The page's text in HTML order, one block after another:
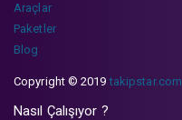
Araçlar
Paketler
Blog
Copyright © 2019takipstar.com
Nasıl Çalışıyor ?